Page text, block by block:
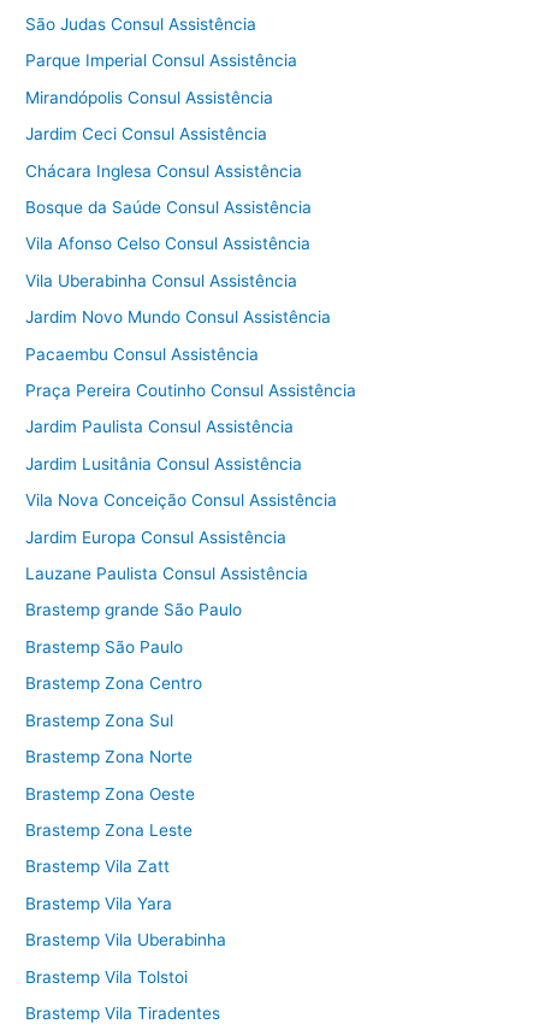
São Judas Consul Assistência
Parque Imperial Consul Assistência
Mirandópolis Consul Assistência
Jardim Ceci Consul Assistência
Chácara Inglesa Consul Assistência
Bosque da Saúde Consul Assistência
Vila Afonso Celso Consul Assistência
Vila Uberabinha Consul Assistência
Jardim Novo Mundo Consul Assistência
Pacaembu Consul Assistência
Praça Pereira Coutinho Consul Assistência
Jardim Paulista Consul Assistência
Jardim Lusitânia Consul Assistência
Vila Nova Conceição Consul Assistência
Jardim Europa Consul Assistência
Lauzane Paulista Consul Assistência
Brastemp grande São Paulo
Brastemp São Paulo
Brastemp Zona Centro
Brastemp Zona Sul
Brastemp Zona Norte
Brastemp Zona Oeste
Brastemp Zona Leste
Brastemp Vila Zatt
Brastemp Vila Yara
Brastemp Vila Uberabinha
Brastemp Vila Tolstoi
Brastemp Vila Tiradentes